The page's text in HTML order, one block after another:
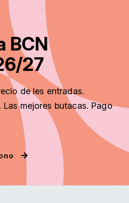
BCN
27
de les entradas.
mejores butacas. Pago